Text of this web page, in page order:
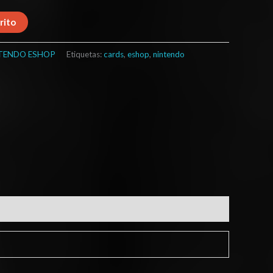
ESHOP Etiquetas:cards, eshop, nintendo